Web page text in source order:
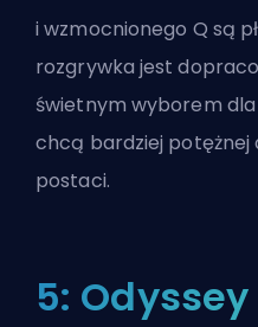
i wzmocnionego Q są
rozgrywka jest
świetnym wyborem
chcą bardziej potężnej
postaci.
5: Odyssey